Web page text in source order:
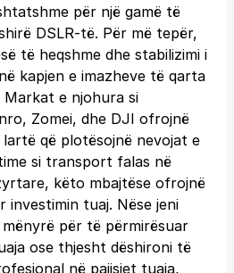
për një gamë të
DSLR-të. Për më tepër,
të heqshme dhe stabilizimi i
kapjen e imazheve të qarta
Markat e njohura si
Zomei, dhe DJI ofrojnë
që plotësojnë nevojat e
si transport falas në
këto mbajtëse ofrojnë
investimin tuaj. Nëse jeni
për të përmirësuar
ose thjesht dëshironi të
në pajisjet tuaja,